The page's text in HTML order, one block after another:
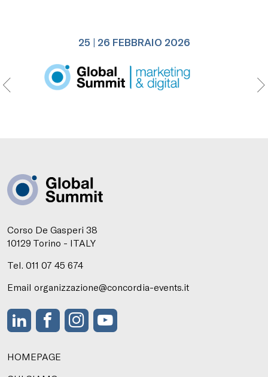
25 | 26 FEBBRAIO 2026
Corso De Gasperi 38
10129 Torino - ITALY
Tel. 011 07 45 674
Email organizzazione@concordia-events.it
HOMEPAGE